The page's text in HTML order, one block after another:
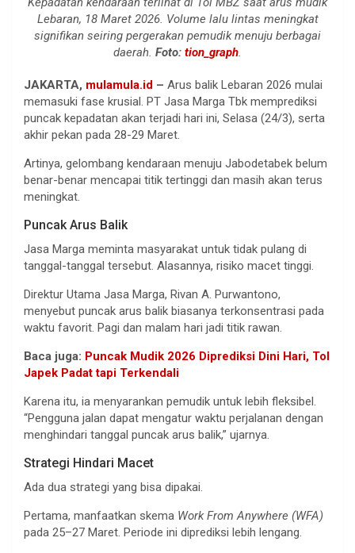
Lebaran, 18 Maret 2026. Volume lalu lintas meningkat
signifikan seiring pergerakan pemudik menuju berbagai
daerah. Foto: tion_graph.
JAKARTA, mulamula.id – Arus balik Lebaran 2026 mulai
memasuki fase krusial. PT Jasa Marga Tbk memprediksi
puncak kepadatan akan terjadi hari ini, Selasa (24/3), serta
akhir pekan pada 28-29 Maret.
Artinya, gelombang kendaraan menuju Jabodetabek belum
benar-benar mencapai titik tertinggi dan masih akan terus
meningkat.
Puncak Arus Balik
Jasa Marga meminta masyarakat untuk tidak pulang di
tanggal-tanggal tersebut. Alasannya, risiko macet tinggi.
Direktur Utama Jasa Marga, Rivan A. Purwantono,
menyebut puncak arus balik biasanya terkonsentrasi pada
waktu favorit. Pagi dan malam hari jadi titik rawan.
Baca juga: Puncak Mudik 2026 Diprediksi Dini Hari, Tol
Japek Padat tapi Terkendali
Karena itu, ia menyarankan pemudik untuk lebih fleksibel.
“Pengguna jalan dapat mengatur waktu perjalanan dengan
menghindari tanggal puncak arus balik,” ujarnya.
Strategi Hindari Macet
Ada dua strategi yang bisa dipakai.
Pertama, manfaatkan skema Work From Anywhere (WFA)
pada 25–27 Maret. Periode ini diprediksi lebih lengang.